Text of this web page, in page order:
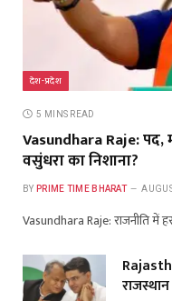
देश-प्रदेश
5 MINS READ
Vasundhara Raje:
वसुंधरा का निशाना?
BY PRIME TIME BHARAT
Vasundhara Raje: राजनीति में